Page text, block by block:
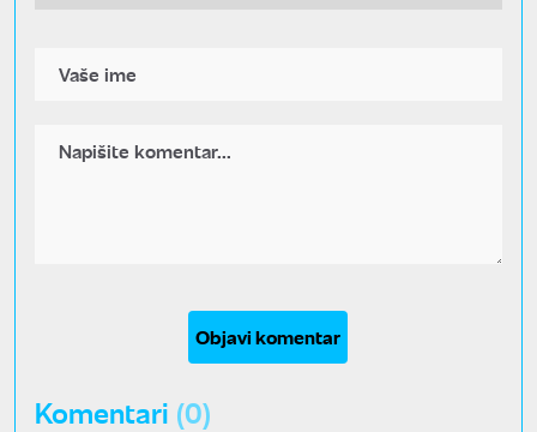
Objavi komentar
Komentari (0)